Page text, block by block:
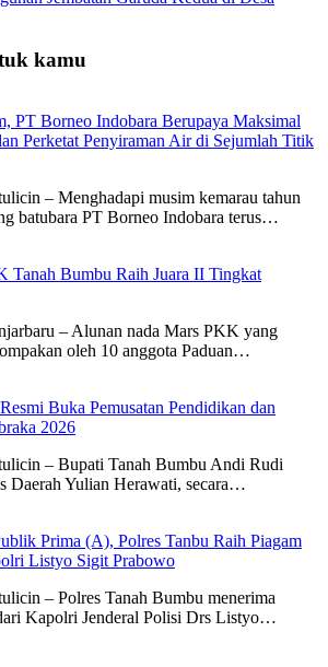
kamu
PT Borneo Indobara Berupaya Maksimal
Perketat Penyiraman Air di Sejumlah Titik
– Menghadapi musim kemarau tahun
batubara PT Borneo Indobara terus…
Tanah Bumbu Raih Juara II Tingkat
– Alunan nada Mars PKK yang
oleh 10 anggota Paduan…
Buka Pemusatan Pendidikan dan
2026
– Bupati Tanah Bumbu Andi Rudi
Daerah Yulian Herawati, secara…
Prima (A), Polres Tanbu Raih Piagam
Listyo Sigit Prabowo
– Polres Tanah Bumbu menerima
Kapolri Jenderal Polisi Drs Listyo…